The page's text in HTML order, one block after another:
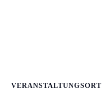
VERANSTALTUNGSORT